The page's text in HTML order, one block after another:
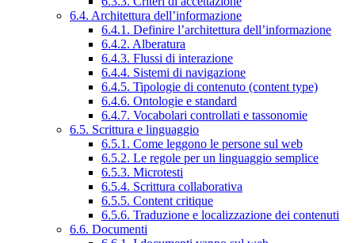
6.4. Architettura dell’informazione
6.4.1. Definire l’architettura dell’informazione
6.4.2. Alberatura
6.4.3. Flussi di interazione
6.4.4. Sistemi di navigazione
6.4.5. Tipologie di contenuto (content type)
6.4.6. Ontologie e standard
6.4.7. Vocabolari controllati e tassonomie
6.5. Scrittura e linguaggio
6.5.1. Come leggono le persone sul web
6.5.2. Le regole per un linguaggio semplice
6.5.3. Microtesti
6.5.4. Scrittura collaborativa
6.5.5. Content critique
6.5.6. Traduzione e localizzazione dei contenuti
6.6. Documenti